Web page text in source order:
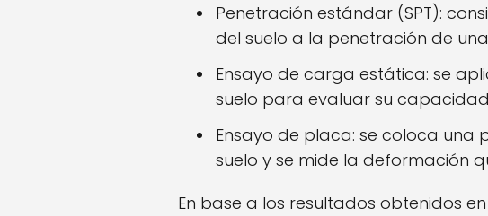
Penetración estándar (SPT):
del suelo a la penetración de
Ensayo de carga estática: se
suelo para evaluar su
Ensayo de placa: se coloca una
suelo y se mide la deformación
En base a los resultados obtenidos